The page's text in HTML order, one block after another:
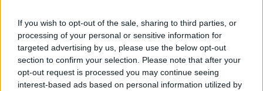
If you wish to opt-out of the sale, sharing to third parties, or
processing of your personal or sensitive information for
targeted advertising by us, please use the below opt-out
section to confirm your selection. Please note that after your
opt-out request is processed you may continue seeing
interest-based ads based on personal information utilized by